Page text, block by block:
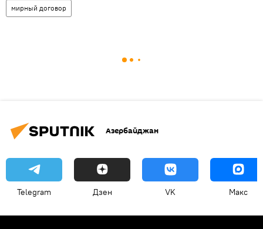
мирный договор
Азербайджан
Telegram Дзен VK Макс